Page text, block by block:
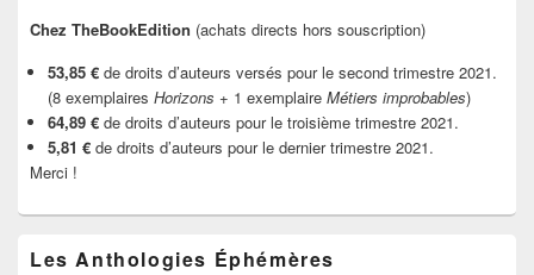
Chez TheBookEdition (achats directs hors souscription)
53,85 € de droits d’auteurs versés pour le second trimestre 2021.
(8 exemplaires Horizons + 1 exemplaire Métiers improbables)
64,89 € de droits d’auteurs pour le troisième trimestre 2021.
5,81 € de droits d’auteurs pour le dernier trimestre 2021.
Merci !
Les Anthologies Éphémères